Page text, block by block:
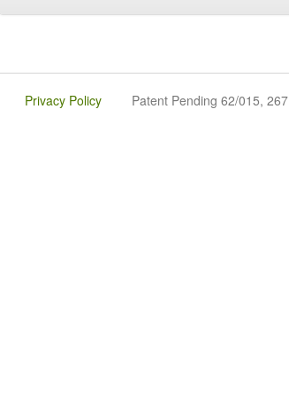
Privacy Policy Patent Pending 62/015, 267